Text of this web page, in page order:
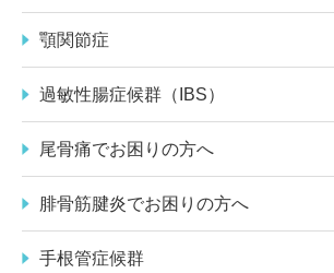
顎関節症
過敏性腸症候群（IBS）
尾骨痛でお困りの方へ
腓骨筋腱炎でお困りの方へ
手根管症候群